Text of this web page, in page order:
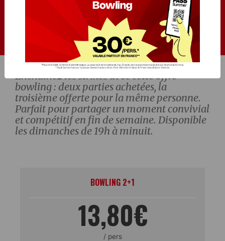
BOWLING
Enchaînez les strikes avec cette offre
bowling : deux parties achetées, la
troisième offerte pour la même personne.
Parfait pour partager un moment convivial
et compétitif en fin de semaine. Disponible
les dimanches de 19h à minuit.
BOWLING 2+1
13,80€
/ pers